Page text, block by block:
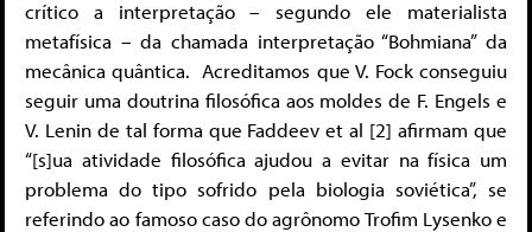
crítico a interpretação – segundo ele materialista
metafísica – da chamada interpretação “Bohmiana” da
mecânica quântica. Acreditamos que V. Fock conseguiu
seguir uma doutrina filosófica aos moldes de F. Engels e
V. Lenin de tal forma que Faddeev et al [2] afirmam que
“[s]ua atividade filosófica ajudou a evitar na física um
problema do tipo sofrido pela biologia soviética”, se
referindo ao famoso caso do agrônomo Trofim Lysenko e